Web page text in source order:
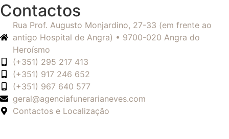
Contactos
Rua Prof. Augusto Monjardino, 27-33 (em frente ao
antigo Hospital de Angra) • 9700-020 Angra do
Heroísmo
(+351) 295 217 413
(+351) 917 246 652
(+351) 967 640 577
geral@agenciafunerarianeves.com
Contactos e Localização